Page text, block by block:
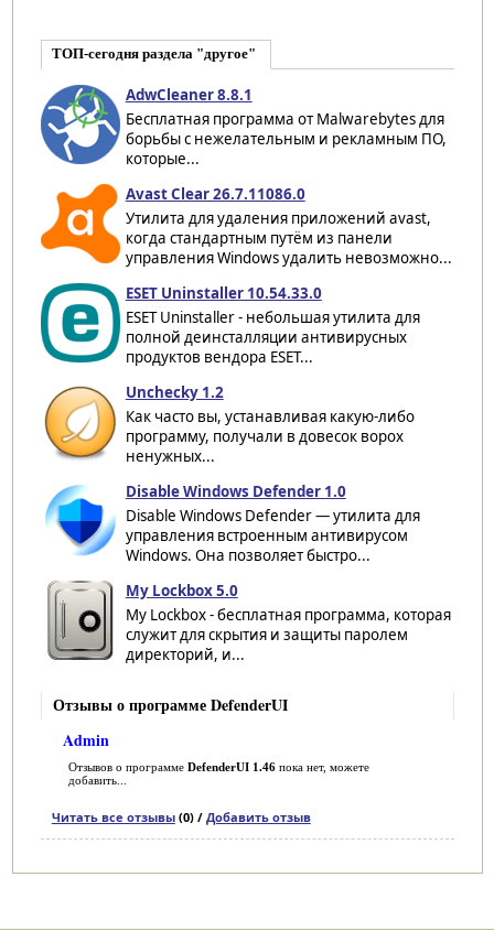
ТОП-сегодня раздела "другое"
AdwCleaner 8.8.1
Бесплатная программа от Malwarebytes для
борьбы с нежелательным и рекламным ПО,
которые...
Avast Clear 26.7.11086.0
Утилита для удаления приложений avast,
когда стандартным путём из панели
управления Windows удалить невозможно...
ESET Uninstaller 10.54.33.0
ESET Uninstaller - небольшая утилита для
полной деинсталляции антивирусных
продуктов вендора ESET...
Unchecky 1.2
Как часто вы, устанавливая какую-либо
программу, получали в довесок ворох
ненужных...
Disable Windows Defender 1.0
Disable Windows Defender — утилита для
управления встроенным антивирусом
Windows. Она позволяет быстро...
My Lockbox 5.0
My Lockbox - бесплатная программа, которая
служит для скрытия и защиты паролем
директорий, и...
Отзывы о программе DefenderUI
Admin
Отзывов о программе DefenderUI 1.46пока нет, можете
добавить...
Читать все отзывы(0) / Добавить отзыв